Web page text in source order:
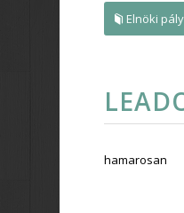
Elnöki
hamarosan